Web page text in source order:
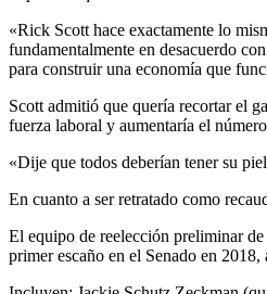
«Rick Scott hace exactamente lo
fundamentalmente en desacuerdo
para construir una economía que
Scott admitió que quería recortar el
fuerza laboral y aumentaría el
«Dije que todos deberían tener su
En cuanto a ser retratado como
El equipo de reelección preliminar de
primer escaño en el Senado en